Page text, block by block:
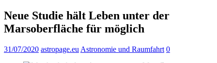
Neue Studie hält Leben unter der
Marsoberfläche für möglich
31/07/2020 astropage.eu Astronomie und Raumfahrt 0